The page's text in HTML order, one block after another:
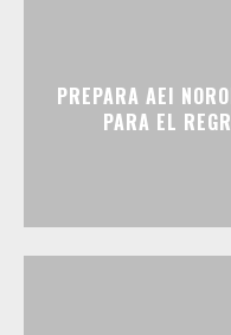
PREPARA AEI
PARA EL